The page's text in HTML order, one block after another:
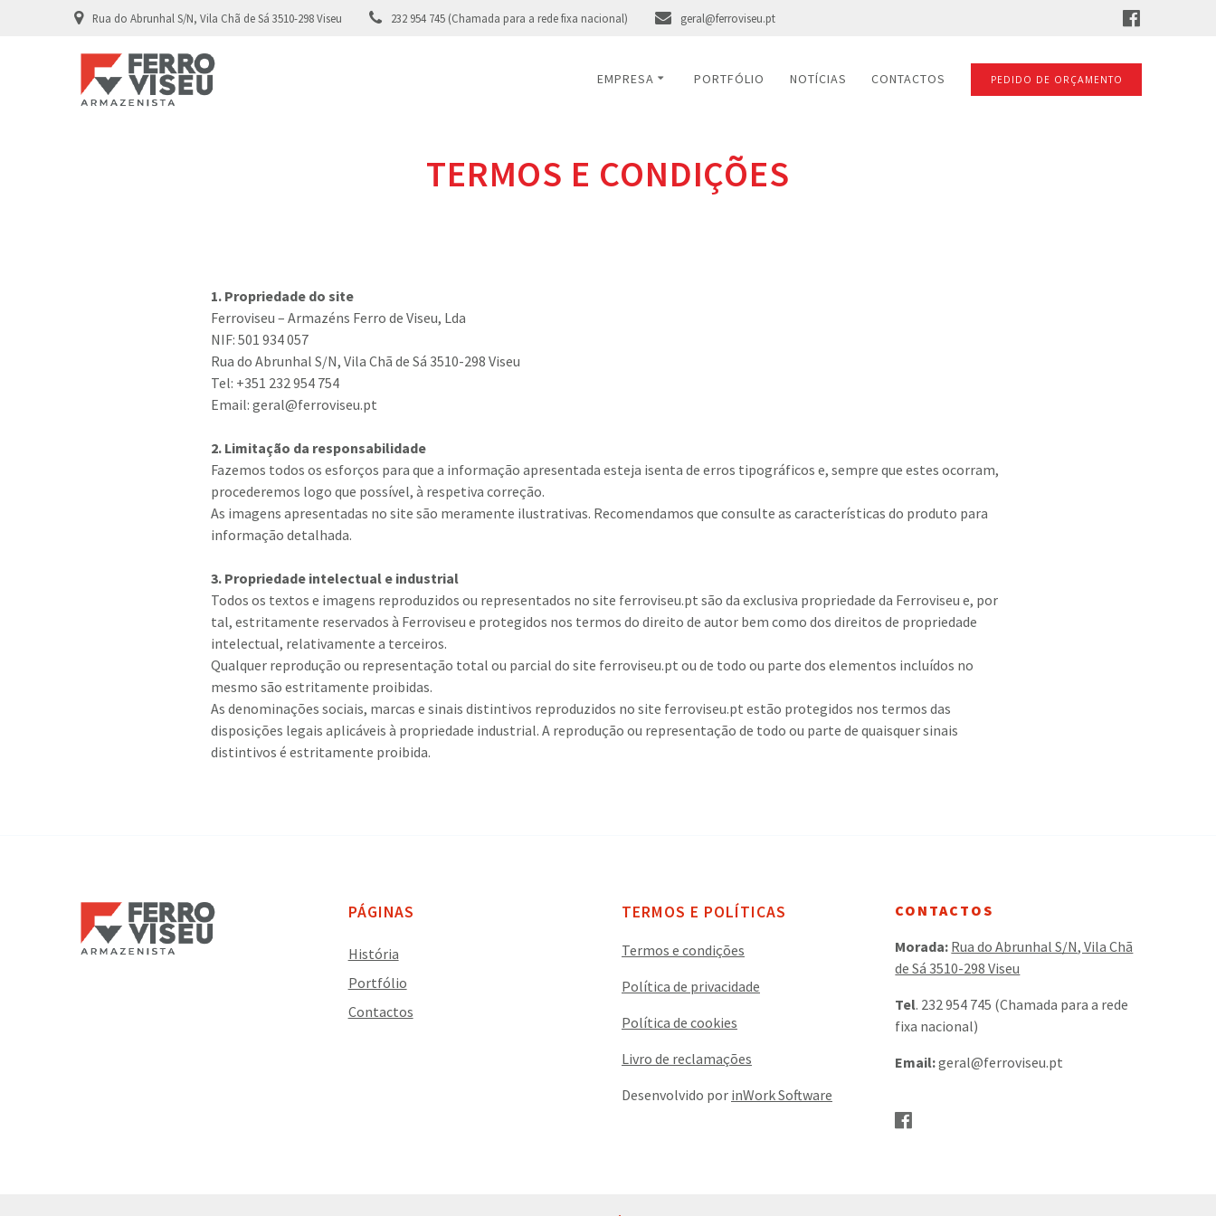
Rua do Abrunhal S/N, Vila Chã de Sá 3510-298 Viseu 232 954 745 (Chamada para a rede fixa nacional) geral@ferroviseu.pt
EMPRESA PORTFÓLIO NOTÍCIAS CONTACTOS PEDIDO DE ORÇAMENTO
TERMOS E CONDIÇÕES
1. Propriedade do site
Ferroviseu – Armazéns Ferro de Viseu, Lda
NIF: 501 934 057
Rua do Abrunhal S/N, Vila Chã de Sá3510-298 Viseu
Tel: +351 232 954 754
Email: geral@ferroviseu.pt
2. Limitação da responsabilidade
Fazemos todos os esforços para que a informação apresentada esteja isenta de erros tipográficos e, sempre que estes ocorram,
procederemos logo que possível, à respetiva correção.
As imagens apresentadas no site são meramente ilustrativas. Recomendamos que consulte as características do produto para
informação detalhada.
3. Propriedade intelectual e industrial
Todos os textos e imagens reproduzidos ou representados no site ferroviseu.pt são da exclusiva propriedade da Ferroviseu e, por
tal, estritamente reservados à Ferroviseu e protegidos nos termos do direito de autor bem como dos direitos de propriedade
intelectual, relativamente a terceiros.
Qualquer reprodução ou representação total ou parcial do site ferroviseu.pt ou de todo ou parte dos elementos incluídos no
mesmo são estritamente proibidas.
As denominações sociais, marcas e sinais distintivos reproduzidos no site ferroviseu.pt estão protegidos nos termos das
disposições legais aplicáveis à propriedade industrial. A reprodução ou representação de todo ou parte de quaisquer sinais
distintivos é estritamente proibida.
PÁGINAS
História
Portfólio
Contactos
TERMOS E POLÍTICAS
Termos e condições
Política de privacidade
Política de cookies
Livro de reclamações
Desenvolvido por inWork Software
CONTACTOS
Morada: Rua do Abrunhal S/N, Vila Chã
de Sá 3510-298 Viseu
Tel. 232 954 745 (Chamada para a rede
fixa nacional)
Email:geral@ferroviseu.pt